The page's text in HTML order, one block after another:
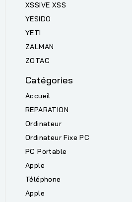
XSSIVE XSS
YESIDO
YETI
ZALMAN
ZOTAC
Catégories
Accueil
REPARATION
Ordinateur
Ordinateur Fixe PC
PC Portable
Apple
Téléphone
Apple